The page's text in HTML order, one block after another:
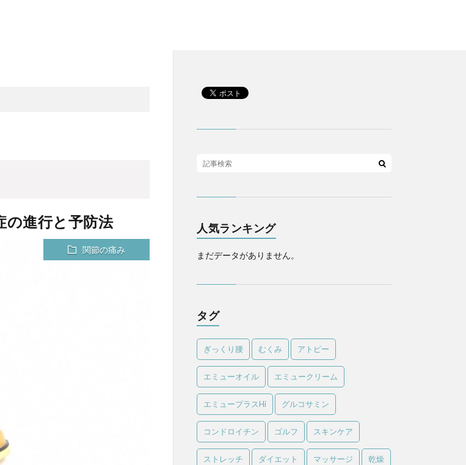
の進行と予防法
関節の痛み
人気ランキング
まだデータがありません。
タグ
ぎっくり腰 むくみ アトピー
エミューオイル エミュークリーム
エミュープラスHi グルコサミン
コンドロイチン ゴルフ スキンケア
ストレッチ ダイエット マッサージ 乾燥